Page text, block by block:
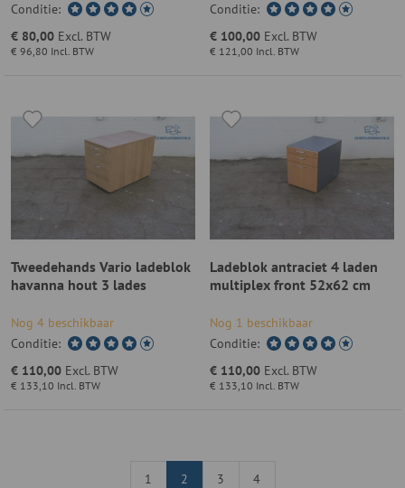
Conditie:
€ 96,80 Incl. BTW
€ 80,00 Excl. BTW
Conditie:
€ 121,00 Incl. BTW
€ 100,00 Excl. BTW
Tweedehands Vario ladeblok
havanna hout 3 lades
Nog 4 beschikbaar
Conditie:
€ 133,10 Incl. BTW
€ 110,00 Excl. BTW
Ladeblok antraciet 4 laden
multiplex front 52x62 cm
Nog 1 beschikbaar
Conditie:
€ 133,10 Incl. BTW
€ 110,00 Excl. BTW
1 2 3 4